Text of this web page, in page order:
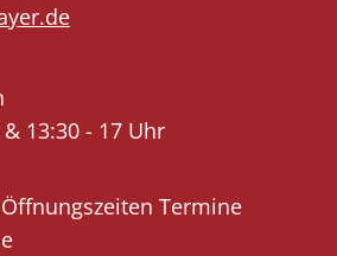
13:30 - 17 Uhr
Termine